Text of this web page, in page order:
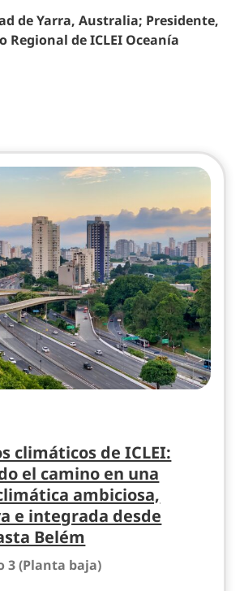
de Yarra, Australia; Presidente,
Regional de ICLEI Oceanía
climáticos de ICLEI:
el camino en una
ambiciosa,
e integrada desde
Belém
3 (Planta baja)